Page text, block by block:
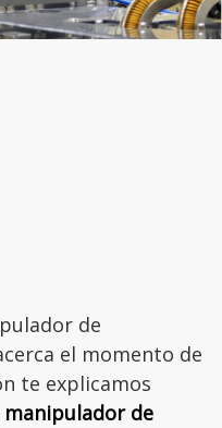
de
el momento de
te explicamos
de